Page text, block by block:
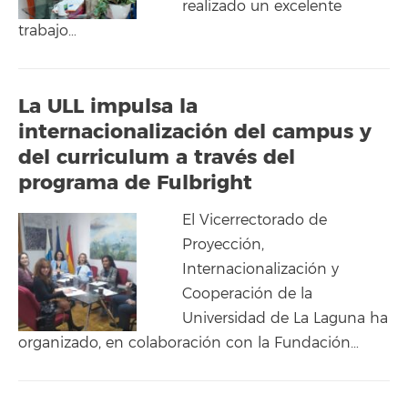
realizado un excelente
trabajo…
La ULL impulsa la
internacionalización del campus y
del curriculum a través del
programa de Fulbright
El Vicerrectorado de
Proyección,
Internacionalización y
Cooperación de la
Universidad de La Laguna ha
organizado, en colaboración con la Fundación…